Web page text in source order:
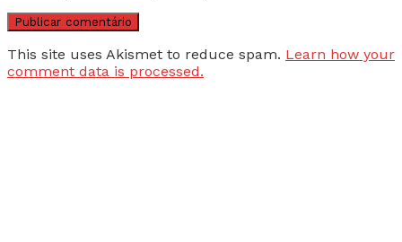
This site uses Akismet to reduce spam. Learn how your
comment data is processed.